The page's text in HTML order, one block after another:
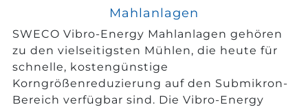
Mahlanlagen
SWECO Vibro-Energy Mahlanlagen gehören
zu den vielseitigsten Mühlen, die heute für
schnelle, kostengünstige
Korngrößenreduzierung auf den Submikron-
Bereich verfügbar sind. Die Vibro-Energy